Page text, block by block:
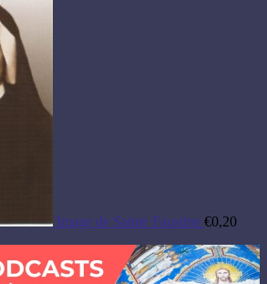
Image de Sainte Faustine €0,20